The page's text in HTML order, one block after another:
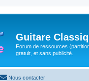
Guitare
Forum de ressources
gratuit, et sans publicité.
Nous contacter